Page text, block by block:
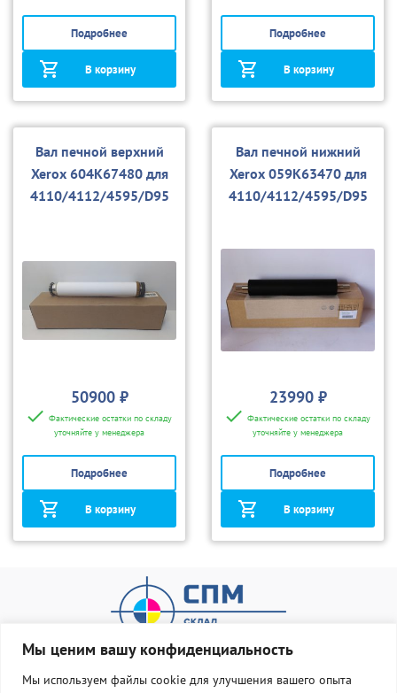
Мы ценим вашу конфиденциальность
Мы используем файлы cookie для улучшения вашего опыта
Подробнее
В корзину
Подробнее
В корзину
Вал печной верхний
Xerox 604K67480 для
4110/4112/4595/D95
50900 ₽
Фактические остатки по складу
уточняйте у менеджера
Подробнее
В корзину
Вал печной нижний
Xerox 059K63470 для
4110/4112/4595/D95
23990 ₽
Фактические остатки по складу
уточняйте у менеджера
Подробнее
В корзину